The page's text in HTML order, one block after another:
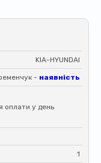
KIA-HYUNDAI
- наявність
оплати у день
1